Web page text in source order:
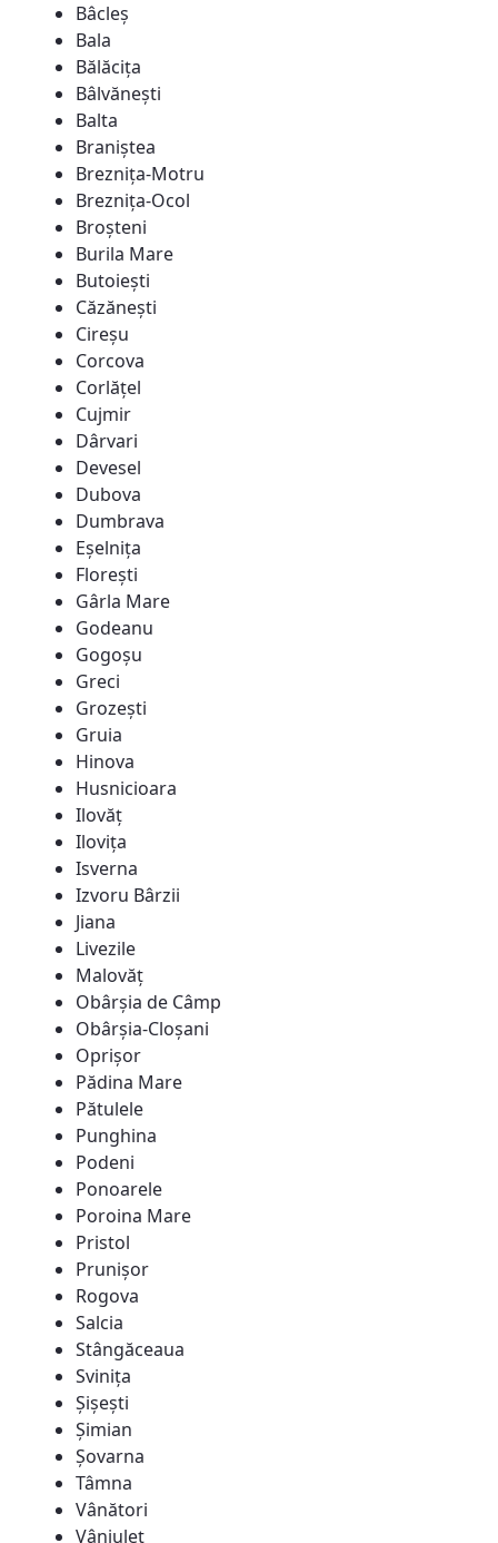
Bâcleș
Bala
Bălăcița
Bâlvănești
Balta
Braniștea
Breznița-Motru
Breznița-Ocol
Broșteni
Burila Mare
Butoiești
Căzănești
Cireșu
Corcova
Corlățel
Cujmir
Dârvari
Devesel
Dubova
Dumbrava
Eșelnița
Florești
Gârla Mare
Godeanu
Gogoșu
Greci
Grozești
Gruia
Hinova
Husnicioara
Ilovăț
Ilovița
Isverna
Izvoru Bârzii
Jiana
Livezile
Malovăț
Obârșia de Câmp
Obârșia-Cloșani
Oprișor
Pădina Mare
Pătulele
Punghina
Podeni
Ponoarele
Poroina Mare
Pristol
Prunișor
Rogova
Salcia
Stângăceaua
Svinița
Șișești
Șimian
Șovarna
Tâmna
Vânători
Vânjuleț